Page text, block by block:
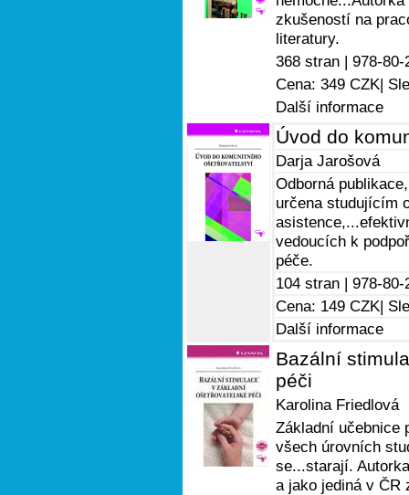
zkušeností na
literatury.
368 stran | 978-80-
Cena: 349 CZK|
Další informace
Úvod do
Darja Jarošová
Odborná
určena studujícím
vedoucích k
péče.
104 stran | 978-80-
Cena: 149 CZK|
Další informace
Bazální
péči
Karolina Friedlová
Základní učebnice
všech úrovních
se...starají.
a jako jediná v ČR